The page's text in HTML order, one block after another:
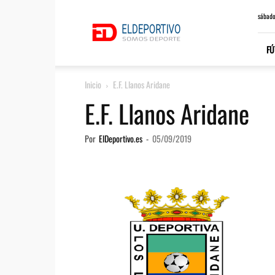
Inicio E.F. Llanos Aridane
E.F. Llanos Aridane
Por ElDeportivo.es - 05/09/2019